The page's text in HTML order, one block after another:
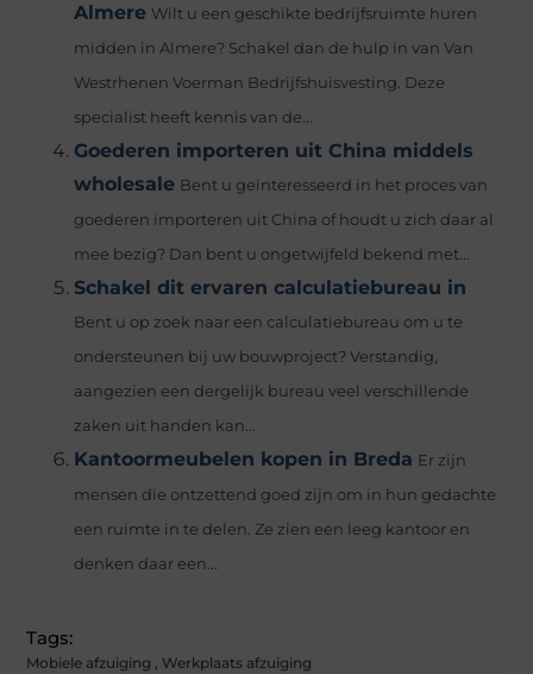
Almere Wilt u een geschikte bedrijfsruimte huren
midden in Almere? Schakel dan de hulp in van Van
Westrhenen Voerman Bedrijfshuisvesting. Deze
specialist heeft kennis van de...
Goederen importeren uit China middels
wholesale Bent u geïnteresseerd in het proces van
goederen importeren uit China of houdt u zich daar al
mee bezig? Dan bent u ongetwijfeld bekend met...
Schakel dit ervaren calculatiebureau in
Bent u op zoek naar een calculatiebureau om u te
ondersteunen bij uw bouwproject? Verstandig,
aangezien een dergelijk bureau veel verschillende
zaken uit handen kan...
Kantoormeubelen kopen in Breda Er zijn
mensen die ontzettend goed zijn om in hun gedachte
een ruimte in te delen. Ze zien een leeg kantoor en
denken daar een...
Tags:
Mobiele afzuiging , Werkplaats afzuiging